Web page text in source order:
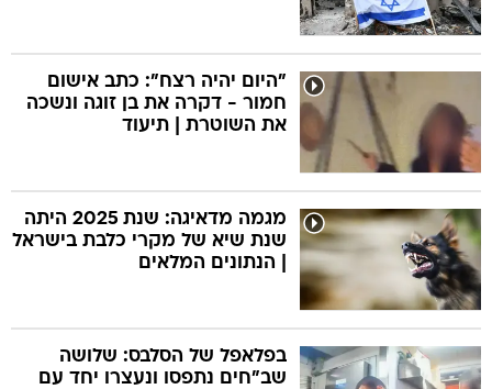
"היום יהיה רצח": כתב אישום
חמור - דקרה את בן זוגה ונשכה
את השוטרת | תיעוד
מגמה מדאיגה: שנת 2025 היתה
שנת שיא של מקרי כלבת בישראל
| הנתונים המלאים
בפלאפל של הסלבס: שלושה
שב"חים נתפסו ונעצרו יחד עם